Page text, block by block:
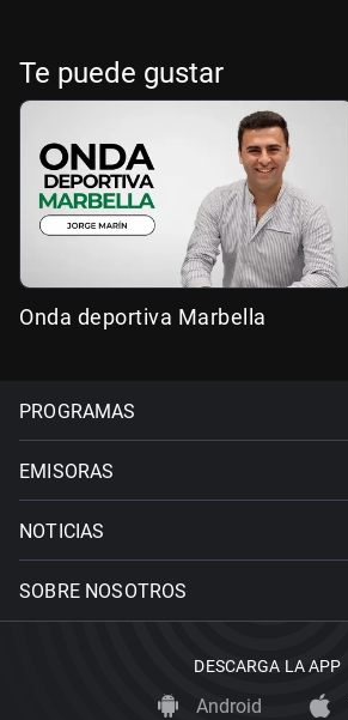
Te puede gustar
Onda deportiva Marbella
PROGRAMAS
EMISORAS
NOTICIAS
SOBRE NOSOTROS
DESCARGA LA APP
Android